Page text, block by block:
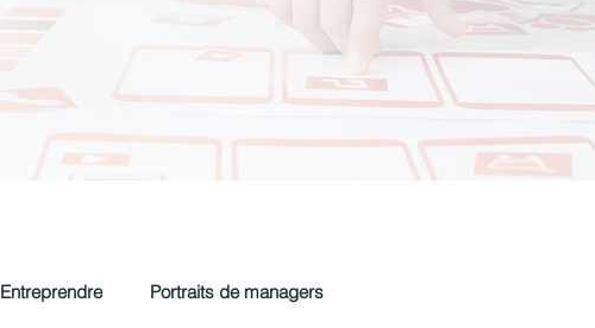
Entreprendre Portraits de managers